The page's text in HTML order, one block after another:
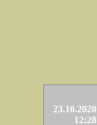
23.10.2020
12:28